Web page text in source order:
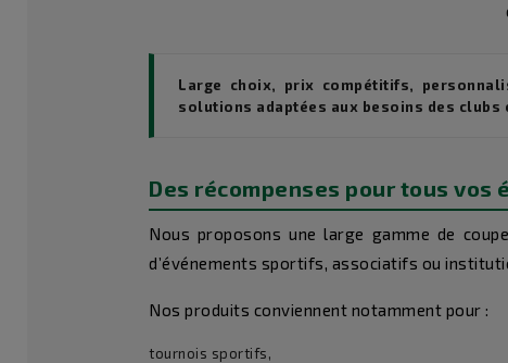
Large choix, prix compétitifs,
solutions adaptées aux besoins des
Des récompenses pour tous vos
Nous proposons une large gamme de
d’événements sportifs, associatifs ou
Nos produits conviennent notamment pour :
tournois sportifs,